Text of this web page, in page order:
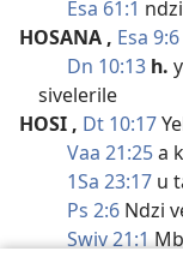
Esa 61:1 ndzi
HOSANA , Esa 9:6
Dn 10:13 h.
sivelerile
HOSI , Dt 10:17
Vaa 21:25a
1Sa 23:17 u
Ps 2:6 Ndzi
Swiv 21:1